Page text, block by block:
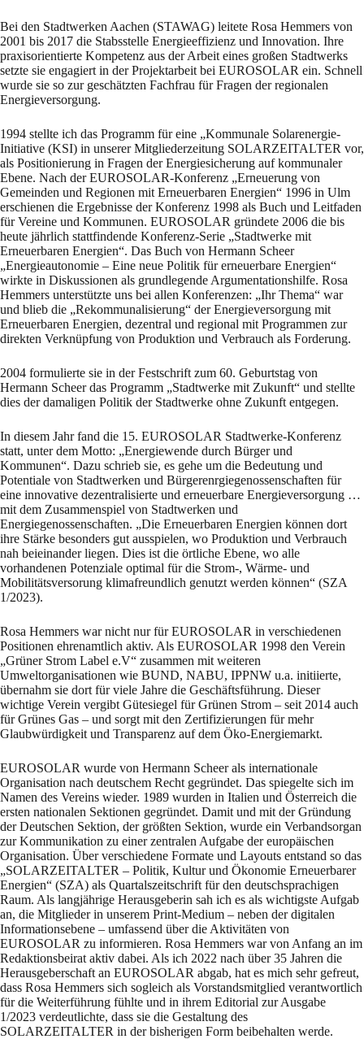
Bei den Stadtwerken Aachen (STAWAG) leitete Rosa Hemmers von
2001 bis 2017 die Stabsstelle Energieeffizienz und Innovation. Ihre
praxisorientierte Kompetenz aus der Arbeit eines großen Stadtwerks
setzte sie engagiert in der Projektarbeit bei EUROSOLAR ein. Schnell
wurde sie so zur geschätzten Fachfrau für Fragen der regionalen
Energieversorgung.
1994 stellte ich das Programm für eine „Kommunale Solarenergie-
Initiative (KSI) in unserer Mitgliederzeitung SOLARZEITALTER vor,
als Positionierung in Fragen der Energiesicherung auf kommunaler
Ebene. Nach der EUROSOLAR-Konferenz „Erneuerung von
Gemeinden und Regionen mit Erneuerbaren Energien“ 1996 in Ulm
erschienen die Ergebnisse der Konferenz 1998 als Buch und Leitfaden
für Vereine und Kommunen. EUROSOLAR gründete 2006 die bis
heute jährlich stattfindende Konferenz-Serie „Stadtwerke mit
Erneuerbaren Energien“. Das Buch von Hermann Scheer
„Energieautonomie – Eine neue Politik für erneuerbare Energien“
wirkte in Diskussionen als grundlegende Argumentationshilfe. Rosa
Hemmers unterstützte uns bei allen Konferenzen: „Ihr Thema“ war
und blieb die „Rekommunalisierung“ der Energieversorgung mit
Erneuerbaren Energien, dezentral und regional mit Programmen zur
direkten Verknüpfung von Produktion und Verbrauch als Forderung.
2004 formulierte sie in der Festschrift zum 60. Geburtstag von
Hermann Scheer das Programm „Stadtwerke mit Zukunft“ und stellte
dies der damaligen Politik der Stadtwerke ohne Zukunft entgegen.
In diesem Jahr fand die 15. EUROSOLAR Stadtwerke-Konferenz
statt, unter dem Motto: „Energiewende durch Bürger und
Kommunen“. Dazu schrieb sie, es gehe um die Bedeutung und
Potentiale von Stadtwerken und Bürgerenrgiegenossenschaften für
eine innovative dezentralisierte und erneuerbare Energieversorgung …
mit dem Zusammenspiel von Stadtwerken und
Energiegenossenschaften. „Die Erneuerbaren Energien können dort
ihre Stärke besonders gut ausspielen, wo Produktion und Verbrauch
nah beieinander liegen. Dies ist die örtliche Ebene, wo alle
vorhandenen Potenziale optimal für die Strom-, Wärme- und
Mobilitätsversorung klimafreundlich genutzt werden können“ (SZA
1/2023).
Rosa Hemmers war nicht nur für EUROSOLAR in verschiedenen
Positionen ehrenamtlich aktiv. Als EUROSOLAR 1998 den Verein
„Grüner Strom Label e.V“ zusammen mit weiteren
Umweltorganisationen wie BUND, NABU, IPPNW u.a. initiierte,
übernahm sie dort für viele Jahre die Geschäftsführung. Dieser
wichtige Verein vergibt Gütesiegel für Grünen Strom – seit 2014 auch
für Grünes Gas – und sorgt mit den Zertifizierungen für mehr
Glaubwürdigkeit und Transparenz auf dem Öko-Energiemarkt.
EUROSOLAR wurde von Hermann Scheer als internationale
Organisation nach deutschem Recht gegründet. Das spiegelte sich im
Namen des Vereins wieder. 1989 wurden in Italien und Österreich die
ersten nationalen Sektionen gegründet. Damit und mit der Gründung
der Deutschen Sektion, der größten Sektion, wurde ein Verbandsorgan
zur Kommunikation zu einer zentralen Aufgabe der europäischen
Organisation. Über verschiedene Formate und Layouts entstand so das
„SOLARZEITALTER – Politik, Kultur und Ökonomie Erneuerbarer
Energien“ (SZA) als Quartalszeitschrift für den deutschsprachigen
Raum. Als langjährige Herausgeberin sah ich es als wichtigste Aufgab
an, die Mitglieder in unserem Print-Medium – neben der digitalen
Informationsebene – umfassend über die Aktivitäten von
EUROSOLAR zu informieren. Rosa Hemmers war von Anfang an im
Redaktionsbeirat aktiv dabei. Als ich 2022 nach über 35 Jahren die
Herausgeberschaft an EUROSOLAR abgab, hat es mich sehr gefreut,
dass Rosa Hemmers sich sogleich als Vorstandsmitglied verantwortlich
für die Weiterführung fühlte und in ihrem Editorial zur Ausgabe
1/2023 verdeutlichte, dass sie die Gestaltung des
SOLARZEITALTER in der bisherigen Form beibehalten werde.